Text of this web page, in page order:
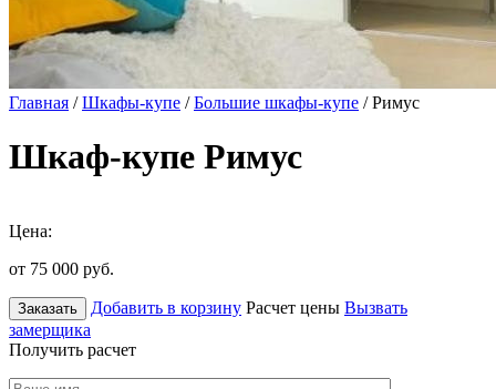
Главная /Шкафы-купе /Большие шкафы-купе / Римус
Шкаф-купе Римус
Цена:
от 75 000 руб.
Заказать Добавить в корзину Расчет цены Вызвать
замерщика
Получить расчет